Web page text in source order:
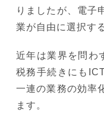
りましたが、電子
業が自由に選択す
近年は業界を問わ
税務手続きにも
一連の業務の効率
ます。